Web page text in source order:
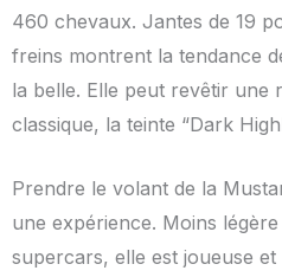
460 chevaux. Jantes de 19
freins montrent la tendance
la belle. Elle peut revêtir une
classique, la teinte “Dark
Prendre le volant de la
une expérience. Moins
supercars, elle est joueuse